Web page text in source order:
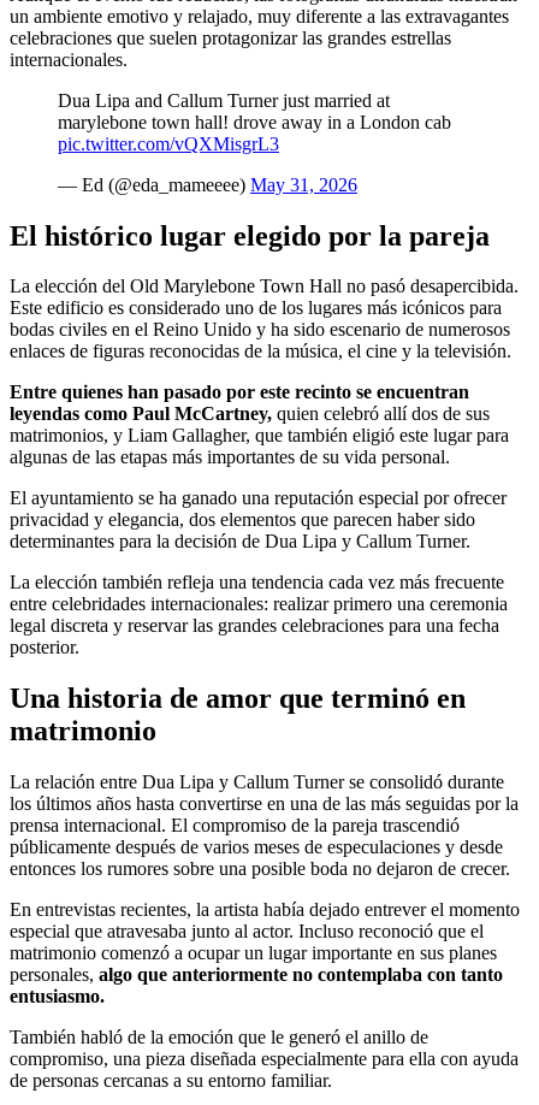
un ambiente emotivo y relajado, muy diferente a las extravagantes
celebraciones que suelen protagonizar las grandes estrellas
internacionales.
Dua Lipa and Callum Turner just married at
marylebone town hall! drove away in a London cab
pic.twitter.com/vQXMisgrL3
— Ed (@eda_mameeee) May 31, 2026
El histórico lugar elegido por la pareja
La elección del Old Marylebone Town Hall no pasó desapercibida.
Este edificio es considerado uno de los lugares más icónicos para
bodas civiles en el Reino Unido y ha sido escenario de numerosos
enlaces de figuras reconocidas de la música, el cine y la televisión.
Entre quienes han pasado por este recinto se encuentran
leyendas como Paul McCartney, quien celebró allí dos de sus
matrimonios, y Liam Gallagher, que también eligió este lugar para
algunas de las etapas más importantes de su vida personal.
El ayuntamiento se ha ganado una reputación especial por ofrecer
privacidad y elegancia, dos elementos que parecen haber sido
determinantes para la decisión de Dua Lipa y Callum Turner.
La elección también refleja una tendencia cada vez más frecuente
entre celebridades internacionales: realizar primero una ceremonia
legal discreta y reservar las grandes celebraciones para una fecha
posterior.
Una historia de amor que terminó en
matrimonio
La relación entre Dua Lipa y Callum Turner se consolidó durante
los últimos años hasta convertirse en una de las más seguidas por la
prensa internacional. El compromiso de la pareja trascendió
públicamente después de varios meses de especulaciones y desde
entonces los rumores sobre una posible boda no dejaron de crecer.
En entrevistas recientes, la artista había dejado entrever el momento
especial que atravesaba junto al actor. Incluso reconoció que el
matrimonio comenzó a ocupar un lugar importante en sus planes
personales, algo que anteriormente no contemplaba con tanto
entusiasmo.
También habló de la emoción que le generó el anillo de
compromiso, una pieza diseñada especialmente para ella con ayuda
de personas cercanas a su entorno familiar.